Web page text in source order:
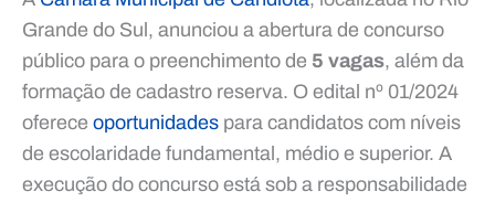
Grande do Sul, anunciou a abertura de concurso
público para o preenchimento de 5 vagas, além da
formação de cadastro reserva. O edital nº 01/2024
oferece oportunidades para candidatos com níveis
de escolaridade fundamental, médio e superior. A
execução do concurso está sob a responsabilidade